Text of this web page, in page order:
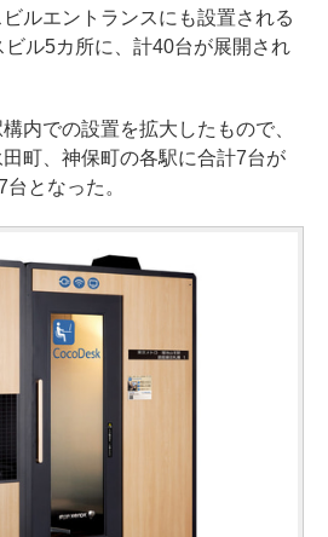
ルエントランスにも設置される
ル5カ所に、計40台が展開され
内での設置を拡大したもので、
田町、神保町の各駅に合計7台が
となった。